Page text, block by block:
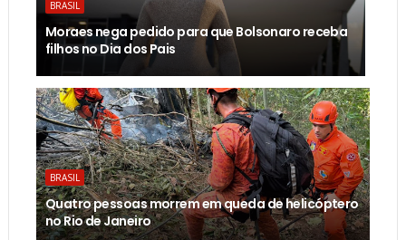
BRASIL
Moraes nega pedido para que Bolsonaro receba
filhos no Dia dos Pais
BRASIL
Quatro pessoas morrem em queda de helicóptero
no Rio de Janeiro